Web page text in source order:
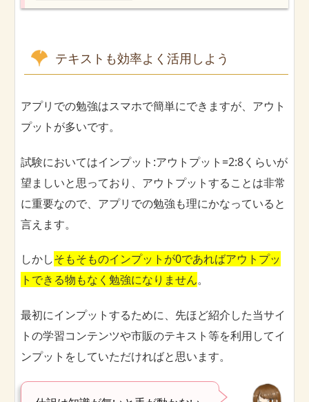
テキストも効率よく活用しよう
アプリでの勉強はスマホで簡単にできますが、アウト
プットが多いです。
試験においてはインプット:アウトプット=2:8くらいが
望ましいと思っており、アウトプットすることは非常
に重要なので、アプリでの勉強も理にかなっていると
言えます。
しかしそもそものインプットが0であればアウトプッ
トできる物もなく勉強になりません。
最初にインプットするために、先ほど紹介した当サイ
トの学習コンテンツや市販のテキスト等を利用してイ
ンプットをしていただければと思います。